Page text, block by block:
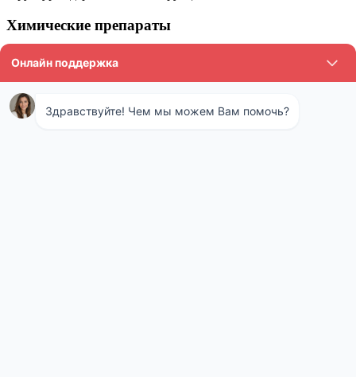
Химические препараты
В хозяйственных магазинах продается множество
инсектицидов в виде растворов и эмульсий. Самые
распространенные препараты откороеда:
«Конфидор Экстра» — средство, воздействующее и на